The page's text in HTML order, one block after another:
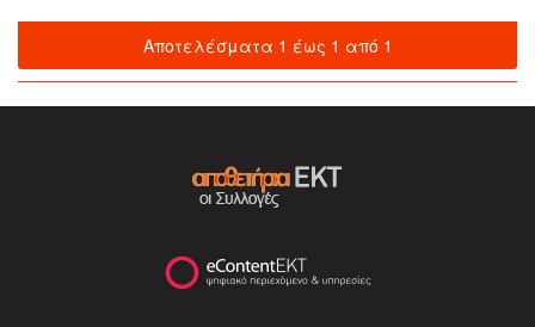
Αποτελέσματα 1 έως 1 από 1